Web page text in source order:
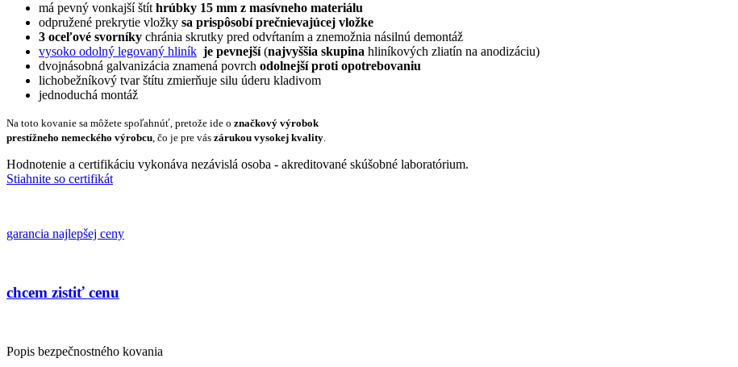
má pevný vonkajší štít hrúbky 15 mm z masívneho materiálu
odpružené prekrytie vložky sa prispôsobí prečnievajúcej vložke
3 oceľové svorníky chránia skrutky pred odvŕtaním a znemožnia násilnú demontáž
vysoko odolný legovaný hliník je pevnejší(najvyššia skupina hliníkových zliatín na anodizáciu)
dvojnásobná galvanizácia znamená povrch odolnejší proti opotrebovaniu
lichobežníkový tvar štítu zmierňuje silu úderu kladivom
jednoduchá montáž
Na toto kovanie sa môžete spoľahnúť, pretože ide o značkový výrobok
prestížneho nemeckého výrobcu, čo je pre vás zárukou vysokej kvality.
Hodnotenie a certifikáciu vykonáva nezávislá osoba - akreditované skúšobné laboratórium.
Stiahnite so certifikát
garancia najlepšej ceny
chcem zistiť cenu
Popis bezpečnostného kovania